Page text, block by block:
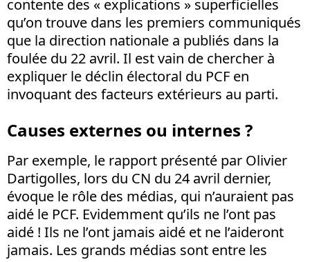
contente des « explications » superficielles
qu’on trouve dans les premiers communiqués
que la direction nationale a publiés dans la
foulée du 22 avril. Il est vain de chercher à
expliquer le déclin électoral du PCF en
invoquant des facteurs extérieurs au parti.
Causes externes ou internes ?
Par exemple, le rapport présenté par Olivier
Dartigolles, lors du CN du 24 avril dernier,
évoque le rôle des médias, qui n’auraient pas
aidé le PCF. Evidemment qu’ils ne l’ont pas
aidé ! Ils ne l’ont jamais aidé et ne l’aideront
jamais. Les grands médias sont entre les